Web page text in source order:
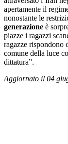
apertamente il
nonostante le
generazione è
piazze i ragazzi
ragazze rispondono
comune della luce
dittatura”.
Aggiornato il 04